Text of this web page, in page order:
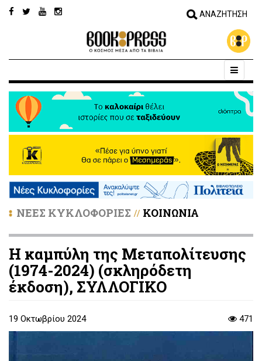
ΝΕΕΣ ΚΥΚΛΟΦΟΡΙΕΣ // ΚΟΙΝΩΝΙΑ
Η καμπύλη της Μεταπολίτευσης
(1974-2024) (σκληρόδετη
έκδοση), ΣΥΛΛΟΓΙΚΟ
19 Οκτωβρίου 2024 471